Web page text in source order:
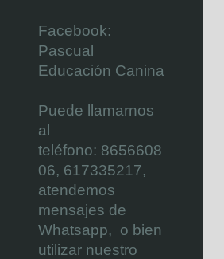
Facebook:
Pascual
Educación Canina
Puede llamarnos
al
teléfono: 8656608
06, 617335217,
atendemos
mensajes de
Whatsapp, o bien
utilizar nuestro